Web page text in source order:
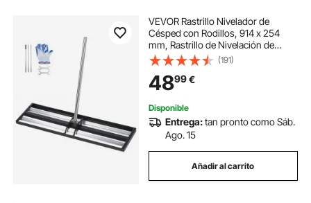
VEVOR Rastrillo Nivelador de
Césped con Rodillos, 914 x 254
mm, Rastrillo de Nivelación de
Césped, Mango Giratorio,
Accesorios Incluidos, Acero,
Herramienta para Arena Tierra de
Jardín Campo de Golf
(191)
4899€
Disponible
Entrega:tan pronto como Sáb.
Ago. 15
Añadir al carrito